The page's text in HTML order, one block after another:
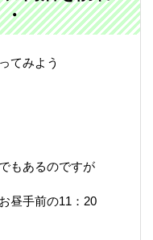
・
てみよう
もあるのですが
昼手前の11：20